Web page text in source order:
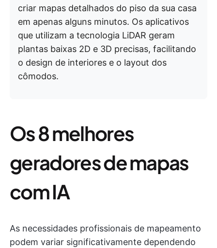
criar mapas detalhados do piso da sua casa
em apenas alguns minutos. Os aplicativos
que utilizam a tecnologia LiDAR geram
plantas baixas 2D e 3D precisas, facilitando
o design de interiores e o layout dos
cômodos.
Os 8 melhores
geradores de mapas
com IA
As necessidades profissionais de mapeamento
podem variar significativamente dependendo